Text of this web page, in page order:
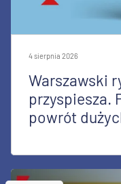
4 sierpnia 2026
Warszawski
przyspiesza.
powrót